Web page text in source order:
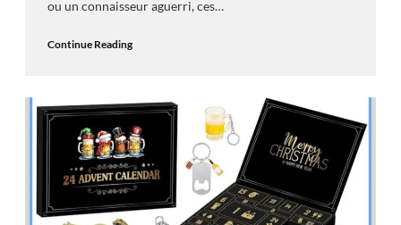
ou un connaisseur aguerri, ces…
Continue Reading